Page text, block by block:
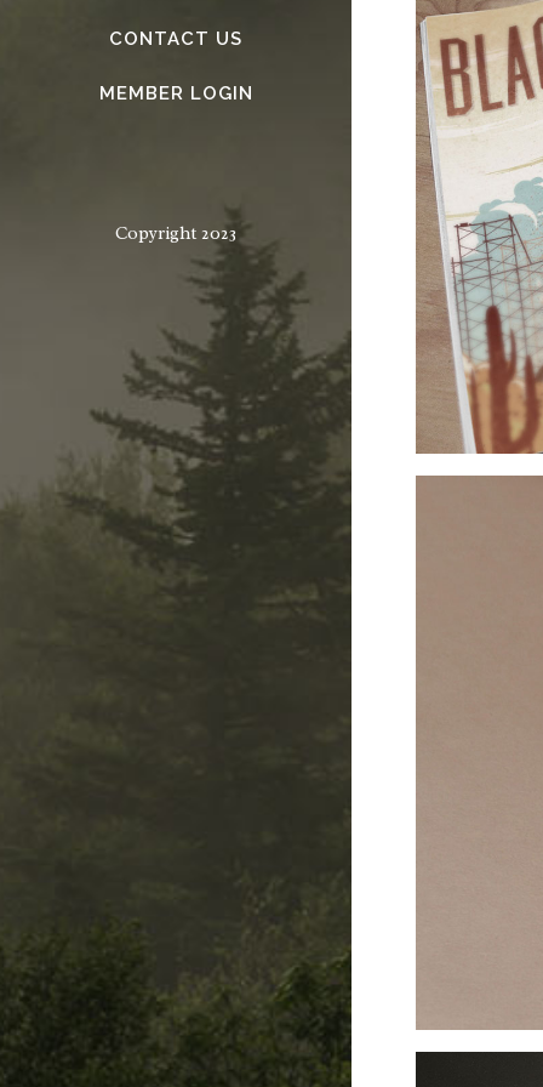
CONTACT US
MEMBER LOGIN
Copyright 2023